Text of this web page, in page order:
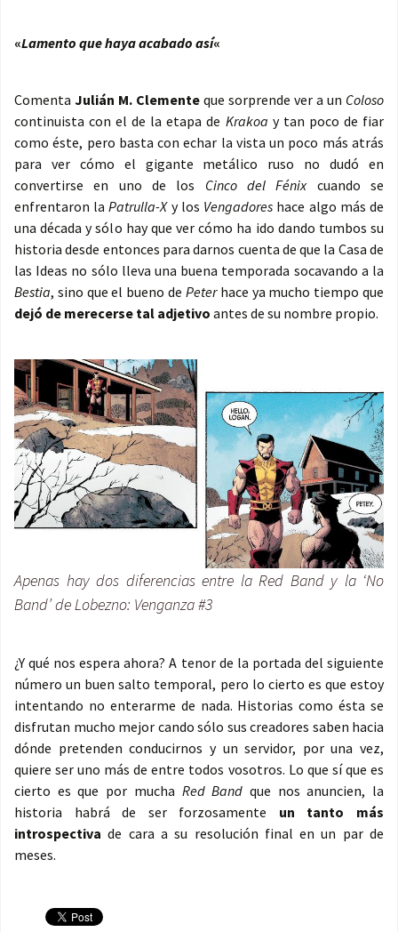
«Lamento que haya acabado así«
Comenta Julián M. Clemente que sorprende ver a un Coloso
continuista con el de la etapa de Krakoa y tan poco de fiar
como éste, pero basta con echar la vista un poco más atrás
para ver cómo el gigante metálico ruso no dudó en
convertirse en uno de los Cinco del Fénixcuando se
enfrentaron laPatrulla-Xy los Vengadores hace algo más de
una década y sólo hay que ver cómo ha ido dando tumbos su
historia desde entonces para darnos cuenta de que la Casa de
las Ideas no sólo lleva una buena temporada socavando a la
Bestia, sino que el bueno de Peterhace ya mucho tiempo que
dejó de merecerse tal adjetivo antes de su nombre propio.
Apenas hay dos diferencias entre la Red Band y la ‘No
Band’ de Lobezno: Venganza #3
¿Y qué nos espera ahora? A tenor de la portada del siguiente
número un buen salto temporal, pero lo cierto es que estoy
intentando no enterarme de nada. Historias como ésta se
disfrutan mucho mejor cando sólo sus creadores saben hacia
dónde pretenden conducirnos y un servidor, por una vez,
quiere ser uno más de entre todos vosotros. Lo que sí que es
cierto es que por mucha Red Band que nos anuncien, la
historia habrá de ser forzosamente un tanto más
introspectiva de cara a su resolución final en un par de
meses.